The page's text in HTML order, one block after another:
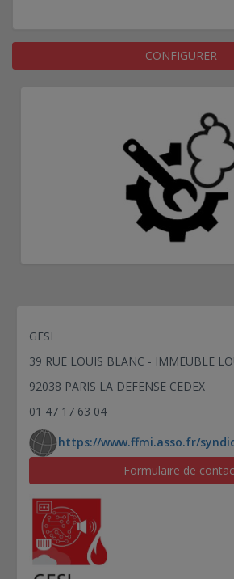
CONFIGURER
GESI
39 RUE LOUIS BLANC - IMMEUBLE
92038 PARIS LA DEFENSE CEDEX
01 47 17 63 04
https://www.ffmi.asso.fr/
Formulaire de